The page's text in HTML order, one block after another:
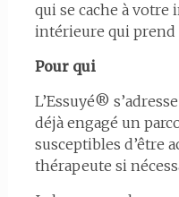
qui se cache à
intérieure qui prend
Pour qui
L’Essuyé®
déjà engagé un
susceptibles d’être
thérapeute si